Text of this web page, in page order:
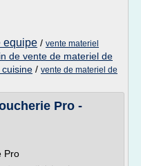
equipe / vente materiel
de vente de materiel de
/ vente de materiel de
Pro -
Pro